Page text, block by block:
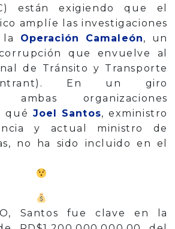
están exigiendo que el
amplíe las investigaciones
la Operación Camaleón, un
que envuelve al
de Tránsito y Transporte
En un giro
ambas organizaciones
qué Joel Santos, exministro
y actual ministro de
no ha sido incluido en el
Santos fue clave en la